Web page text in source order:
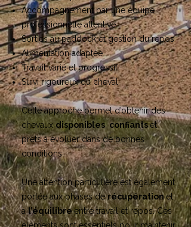
Accompagnement par une équipe
professionnelle attentive
Sorties au paddock et gestion du repos
Alimentation adaptée
Travail varié et progressif
Suivi rigoureux du cheval
Cette approche permet d’obtenir des
chevaux disponibles,confiantset
prêts à évoluer dans de bonnes
conditions.
Une attention particulière est également
portée aux phases derécupérationet
àl’équilibreentre travail et repos. Ces